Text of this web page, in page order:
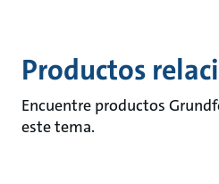
Productos
Encuentre productos
este tema.